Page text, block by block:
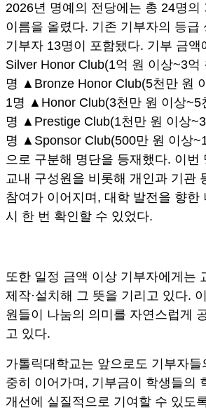
2026년 명예의 전당에는 총 24명의
이름을 올렸다. 기존 기부자의 등급
기부자 13명이 포함됐다. 기부 금
Silver Honor Club(1억 원 이상~3억
명 ▲Bronze Honor Club(5천만 원
1명 ▲Honor Club(3천만 원 이상~5
명 ▲Prestige Club(1천만 원 이상
명 ▲Sponsor Club(500만 원 이상
으로 구분해 명단을 등재했다. 이번
교내 구성원을 비롯해 개인과 기관
참여가 이어지며, 대학 발전을 향한
시 한 번 확인할 수 있었다.
또한 일정 금액 이상 기부자에게는
제작·설치해 그 뜻을 기리고 있다.
원들이 나눔의 의미를 자연스럽게
고 있다.
가톨릭대학교는 앞으로도 기부자
중히 이어가며, 기부금이 학생들의
개선에 실질적으로 기여할 수 있도